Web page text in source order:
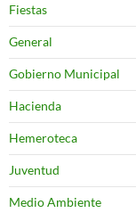
Fiestas
General
Gobierno Municipal
Hacienda
Hemeroteca
Juventud
Medio Ambiente